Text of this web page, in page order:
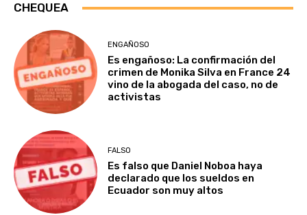
CHEQUEA
ENGAÑOSO
Es engañoso: La confirmación del
crimen de Monika Silva en France 24
vino de la abogada del caso, no de
activistas
FALSO
Es falso que Daniel Noboa haya
declarado que los sueldos en
Ecuador son muy altos